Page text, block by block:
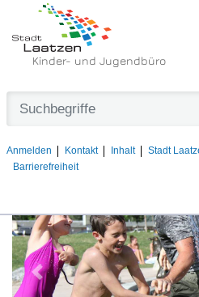
Kinder- und Jugendbüro
Anmelden Kontakt Inhalt Stadt
Barrierefreiheit
Vorheriges Bild